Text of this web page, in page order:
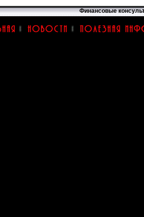
Финансовые